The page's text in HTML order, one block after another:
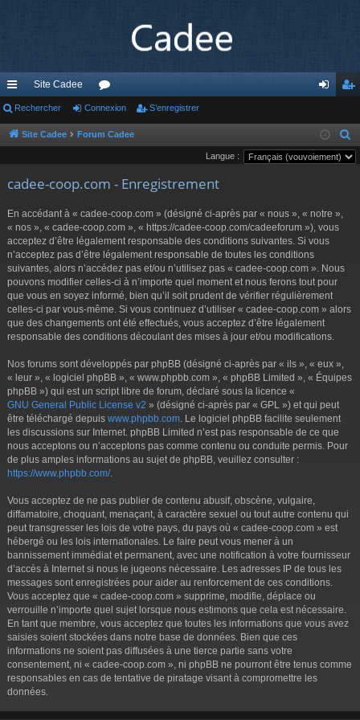
cc
ès
pi
Site Cadee
or
u
s
ne
xi
nr
eg
Rechercher Connexion S’enregistrer
Site Cadee Forum Cadee
e
Langue :
cadee-coop.com - Enregistrement
En accédant à « cadee-coop.com » (désigné ci-après par « nous », « notre »,
« nos », « cadee-coop.com », « https://cadee-coop.com/cadeeforum »), vous
acceptez d’être légalement responsable des conditions suivantes. Si vous
n’acceptez pas d’être légalement responsable de toutes les conditions
suivantes, alors n’accédez pas et/ou n’utilisez pas « cadee-coop.com ». Nous
pouvons modifier celles-ci à n’importe quel moment et nous ferons tout pour
que vous en soyez informé, bien qu’il soit prudent de vérifier régulièrement
celles-ci par vous-même. Si vous continuez d’utiliser « cadee-coop.com » alors
que des changements ont été effectués, vous acceptez d’être légalement
responsable des conditions découlant des mises à jour et/ou modifications.
Nos forums sont développés par phpBB (désigné ci-après par « ils », « eux »,
« leur », « logiciel phpBB », « www.phpbb.com », « phpBB Limited », « Équipes
phpBB ») qui est un script libre de forum, déclaré sous la licence «
GNU General Public License v2 » (désigné ci-après par « GPL ») et qui peut
être téléchargé depuis www.phpbb.com . Le logiciel phpBB facilite seulement
les discussions sur Internet. phpBB Limited n’est pas responsable de ce que
nous acceptons ou n’acceptons pas comme contenu ou conduite permis. Pour
de plus amples informations au sujet de phpBB, veuillez consulter :
https://www.phpbb.com/.
Vous acceptez de ne pas publier de contenu abusif, obscène, vulgaire,
diffamatoire, choquant, menaçant, à caractère sexuel ou tout autre contenu qui
peut transgresser les lois de votre pays, du pays où « cadee-coop.com » est
hébergé ou les lois internationales. Le faire peut vous mener à un
bannissement immédiat et permanent, avec une notification à votre fournisseur
d’accès à Internet si nous le jugeons nécessaire. Les adresses IP de tous les
messages sont enregistrées pour aider au renforcement de ces conditions.
Vous acceptez que « cadee-coop.com » supprime, modifie, déplace ou
verrouille n’importe quel sujet lorsque nous estimons que cela est nécessaire.
En tant que membre, vous acceptez que toutes les informations que vous avez
saisies soient stockées dans notre base de données. Bien que ces
informations ne soient pas diffusées à une tierce partie sans votre
consentement, ni « cadee-coop.com », ni phpBB ne pourront être tenus comme
responsables en cas de tentative de piratage visant à compromettre les
données.